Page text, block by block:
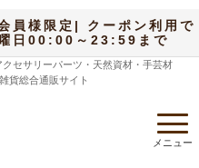
員様限定| クーポン利用で
日00:00～23:59まで
セサリーパーツ・天然資材・手芸材
貨総合通販サイト
メニュー